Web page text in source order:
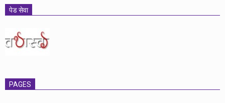
पेड सेवा
PAGES